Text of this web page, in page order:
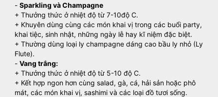
- Sparkling và Champagne
+ Thưởng thức ở nhiệt độ từ 7-10độ C.
+ Khuyên dùng cùng các món khai vị trong các buổi party,
khai tiệc, sinh nhật, những ngày lễ hay kĩ niệm đặc biệt.
+ Thường dùng loại ly champagne dáng cao bầu ly nhỏ (Ly
Flute).
- Vang trắng:
+ Thưởng thức ở nhiệt độ từ 5-10 độ C.
+ Kết hợp ngon hơn cùng salad, gà, cá, hải sản hoặc phô
mát, các món khai vị, sashimi và các loại đồ tươi sống.